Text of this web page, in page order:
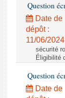
Question
Date de
dépôt :
11/06/2024
sécurité
Éligibilité
Question
Date de